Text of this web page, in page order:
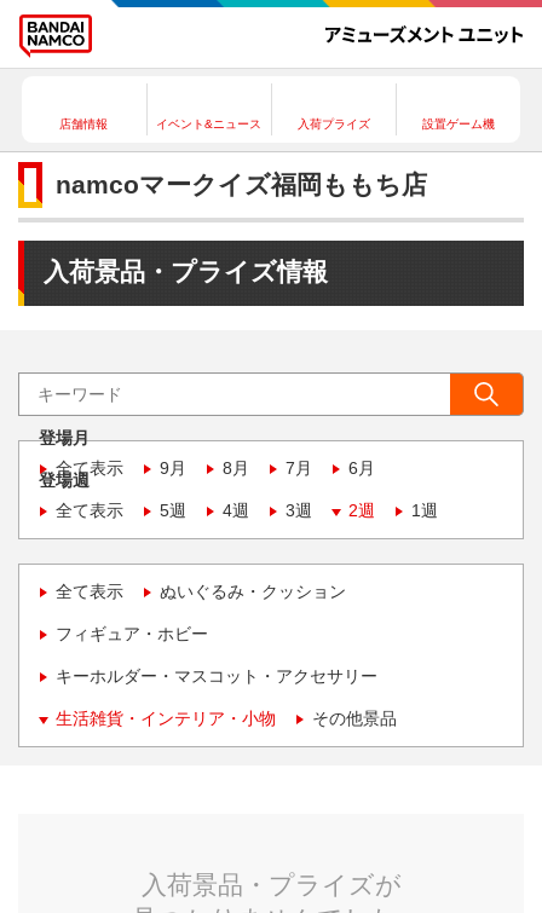
店舗情報 イベント&ニュース 入荷プライズ 設置ゲーム機
namcoマークイズ福岡ももち店
入荷景品・プライズ情報
登場月
全て表示
9月 8月 7月 6月
登場週
全て表示
5週 4週 3週 2週 1週
全て表示 ぬいぐるみ・クッション
フィギュア・ホビー
キーホルダー・マスコット・アクセサリー
生活雑貨・インテリア・小物 その他景品